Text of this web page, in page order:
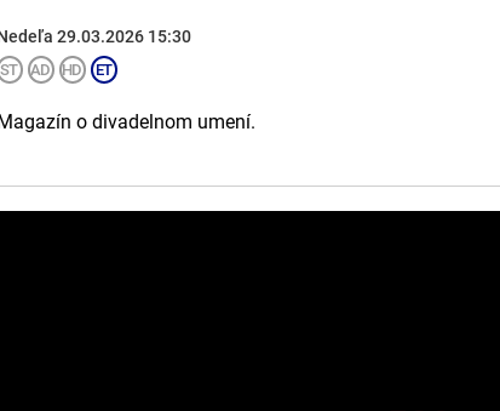
29.03.2026 15:30
o divadelnom umení.